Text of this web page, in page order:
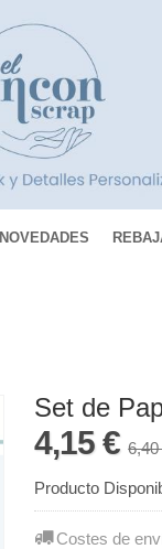
NOVEDADES
Set de
4,15 €6,40
Producto
Costes de